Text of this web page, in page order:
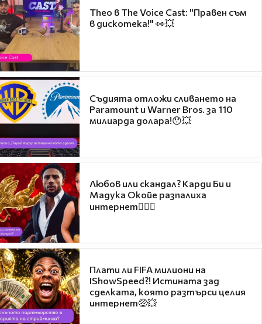
Theo в The Voice Cast: "Правен съм
в дискотека!" 👀💥
Съдията отложи сливането на
Paramount и Warner Bros. за 110
милиарда долара!😯💥
Любов или скандал? Карди Би и
Мадука Окойе разпалиха
интернет❤️‍🔥🔥
Плати ли FIFA милиони на
IShowSpeed?! Истината зад
сделката, която разтърси целия
интернет🤑💥